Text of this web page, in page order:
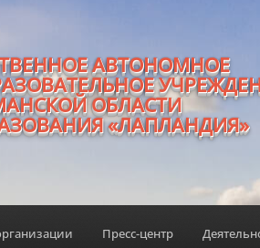
АВТОНОМНОЕ
ОБЛАСТИ
«ЛАПЛАНДИЯ»
Пресс-центр